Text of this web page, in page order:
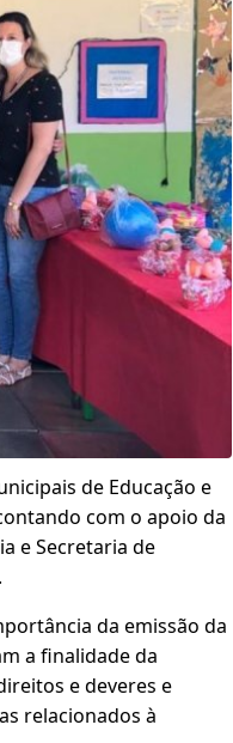
de Educação e
com o apoio da
e Secretaria de
da emissão da
a finalidade da
e deveres e
relacionados à